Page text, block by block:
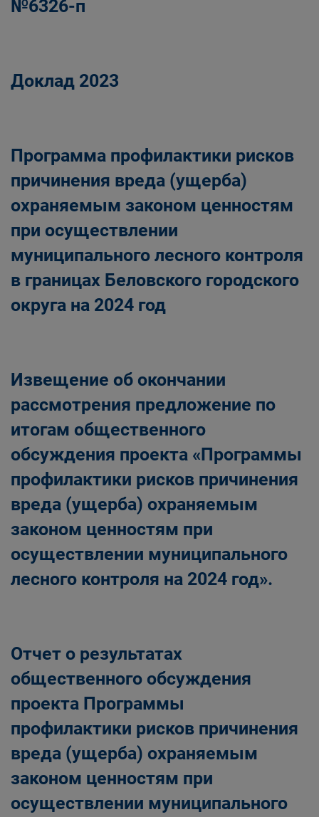
№6326-п
Доклад 2023
Программа профилактики рисков
причинения вреда (ущерба)
охраняемым законом ценностям
при осуществлении
муниципального лесного контроля
в границах Беловского городского
округа на 2024 год
Извещение об окончании
рассмотрения предложение по
итогам общественного
обсуждения проекта «Программы
профилактики рисков причинения
вреда (ущерба) охраняемым
законом ценностям при
осуществлении муниципального
лесного контроля на 2024 год».
Отчет о результатах
общественного обсуждения
проекта Программы
профилактики рисков причинения
вреда (ущерба) охраняемым
законом ценностям при
осуществлении муниципального